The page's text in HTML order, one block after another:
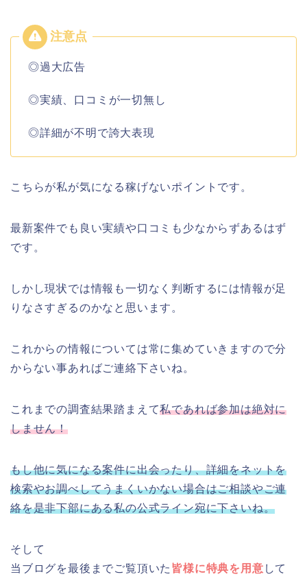
◎過大広告
◎実績、口コミが一切無し
◎詳細が不明で誇大表現
こちらが私が気になる稼げないポイントです。
最新案件でも良い実績や口コミも少なからずあるはず
です。
しかし現状では情報も一切なく判断するには情報が足
りなさすぎるのかなと思います。
これからの情報については常に集めていきますので分
からない事あればご連絡下さいね。
これまでの調査結果踏まえて私であれば参加は絶対に
しません！
もし他に気になる案件に出会ったり、詳細をネットを
検索やお調べしてうまくいかない場合はご相談やご連
絡を是非下部にある私の公式ライン宛に下さいね。
そして
当ブログを最後までご覧頂いた 皆様に特典を用意 して